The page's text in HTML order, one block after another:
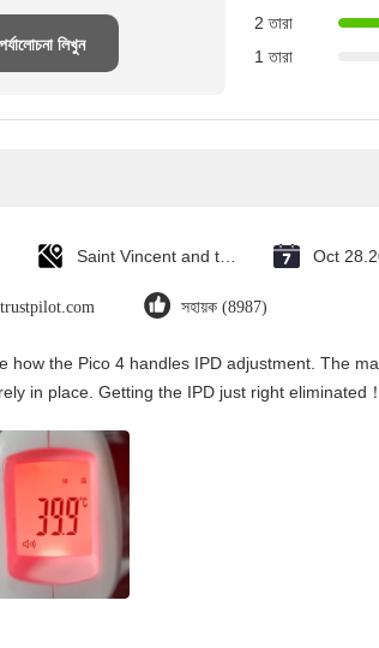
পর্যালোচনা লিখুন
2 তারা
1 তারা
Oct
trustpilot.com সহায়ক (8987)
how the Pico 4 handles IPD adjustment. The
in place. Getting the IPD just right eliminated！